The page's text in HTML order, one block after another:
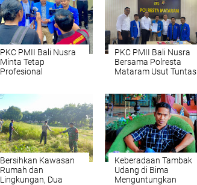
PKC PMII Bali Nusra
Minta Tetap
Profesional
PKC PMII Bali Nusra
Bersama Polresta
Mataram Usut Tuntas
19
Bersihkan Kawasan
Rumah dan
Lingkungan, Dua
Keberadaan Tambak
Udang di Bima
Menguntungkan